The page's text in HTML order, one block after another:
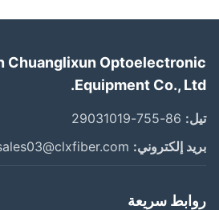
Chuanglixun
Equipment Co.,
إلكتروني: sales03@clxfiber.com
سريعة